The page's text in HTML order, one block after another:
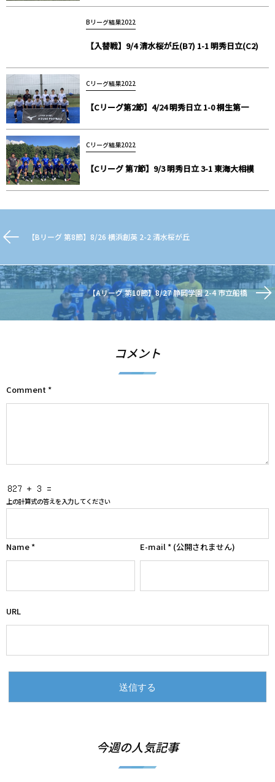
Bリーグ結果2022
【入替戦】9/4 清水桜が丘(B7) 1-1 明秀日立(C2)
Cリーグ結果2022
【Cリーグ第2節】4/24 明秀日立 1-0 桐生第一
Cリーグ結果2022
【Cリーグ 第7節】9/3 明秀日立 3-1 東海大相模
【Bリーグ 第8節】8/26 横浜創英 2-2 清水桜が丘
【Aリーグ 第10節】8/27 静岡学園 2-4 市立船橋
コメント
Comment*
上の計算式の答えを入力してください
Name* E-mail* (公開されません)
URL
今週の人気記事